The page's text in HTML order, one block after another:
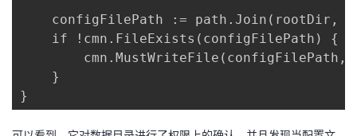
configFilePath := path.Join(rootDir,
if !cmn.FileExists(configFilePath) {
cmn.MustWriteFile(configFilePath,
}
}